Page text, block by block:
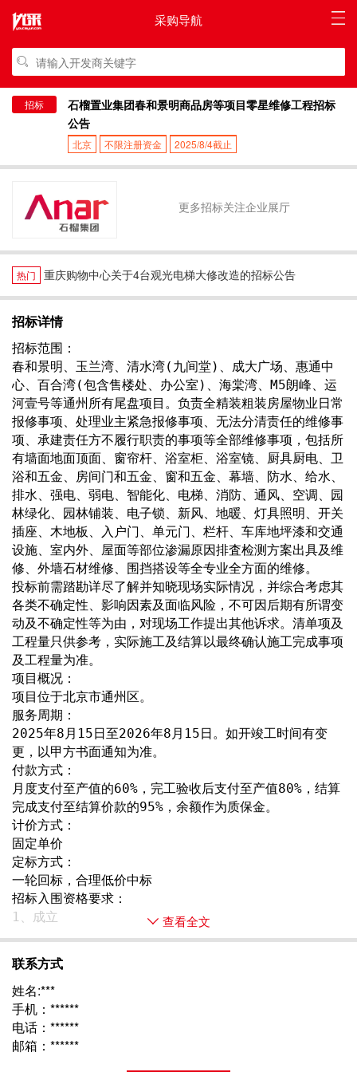
采购导航
招标
石榴置业集团春和景明商品房等项目零星维修工程招标
公告
北京 不限注册资金 2025/8/4截止
更多招标关注企业展厅
热门 重庆购物中心关于4台观光电梯大修改造的招标公告
招标详情
招标范围：
春和景明、玉兰湾、清水湾(九间堂)、成大广场、惠通中
心、百合湾(包含售楼处、办公室)、海棠湾、M5朗峰、运
河壹号等通州所有尾盘项目。负责全精装粗装房屋物业日常
报修事项、处理业主紧急报修事项、无法分清责任的维修事
项、承建责任方不履行职责的事项等全部维修事项，包括所
有墙面地面顶面、窗帘杆、浴室柜、浴室镜、厨具厨电、卫
浴和五金、房间门和五金、窗和五金、幕墙、防水、给水、
排水、强电、弱电、智能化、电梯、消防、通风、空调、园
林绿化、园林铺装、电子锁、新风、地暖、灯具照明、开关
插座、木地板、入户门、单元门、栏杆、车库地坪漆和交通
设施、室内外、屋面等部位渗漏原因排査检测方案出具及维
修、外墙石材维修、围挡搭设等全专业全方面的维修。
投标前需踏勘详尽了解并知晓现场实际情况，并综合考虑其
各类不确定性、影响因素及面临风险，不可因后期有所谓变
动及不确定性等为由，对现场工作提出其他诉求。清单项及
工程量只供参考，实际施工及结算以最终确认施工完成事项
及工程量为准。
项目概况：
项目位于北京市通州区。
服务周期：
2025年8月15日至2026年8月15日。如开竣工时间有变
更，以甲方书面通知为准。
付款方式：
月度支付至产值的60%，完工验收后支付至产值80%，结算
完成支付至结算价款的95%，余额作为质保金。
计价方式：
固定单价
定标方式：
一轮回标，合理低价中标
招标入围资格要求：
1、成立
查看全文
联系方式
姓名:***
手机：******
电话：******
邮箱：******